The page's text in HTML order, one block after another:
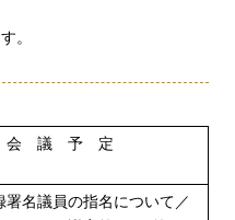
。
会 議 予 定
署名議員の指名について／